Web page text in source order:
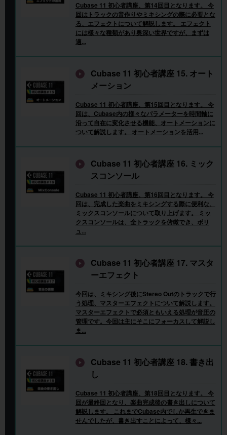
Cubase 11 初心者講座、第14回目となります。 今
回はトラックの音作りやミキシングの際に必要とな
る、エフェクトについて解説します。 エフェクト
には様々な種類があり奥深い世界ですが、まずは
適...
Cubase 11 初心者講座 15. オート
メーション
Cubase 11 初心者講座、第15回目となります。 今
回は、Cubase内の様々なパラメーターを時間軸に
沿って自在に変化させる機能、オートメーションに
ついて解説します。 オートメーションを活用...
Cubase 11 初心者講座 16. ミック
スコンソール
Cubase 11 初心者講座、第16回目となります。 今
回は、完成した楽曲をミキシングする際に便利な、
ミックスコンソールについて取り上げます。 ミッ
クスコンソールは、全トラックを俯瞰でき、ボリ
ュ...
Cubase 11 初心者講座 17. マスタ
ーエフェクト
今回は、ミキシング後にStereo Outのトラックで行
う処理、マスターエフェクトについて解説します。
マスターエフェクトで必須ともいえる処理が音圧の
管理です。今回は主にそこにフォーカスして解説し
ま...
Cubase 11 初心者講座 18. 書き出
し
Cubase 11 初心者講座、第18回目となります。 今
回が最終回となり、楽曲完成後の書き出しについて
解説します。 これまでCubase内でしか再生できま
せんでしたが、書き出すことによって、様々...